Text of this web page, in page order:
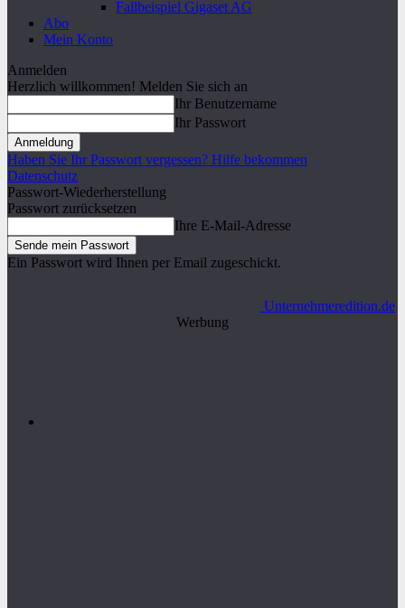
Fallbeispiel Gigaset AG
Abo
Mein Konto
Anmelden
Herzlich willkommen! Melden Sie sich an
Ihr Benutzername
Ihr Passwort
Haben Sie Ihr Passwort vergessen? Hilfe bekommen
Datenschutz
Passwort-Wiederherstellung
Passwort zurücksetzen
Ihre E-Mail-Adresse
Ein Passwort wird Ihnen per Email zugeschickt.
Unternehmeredition.de
Werbung